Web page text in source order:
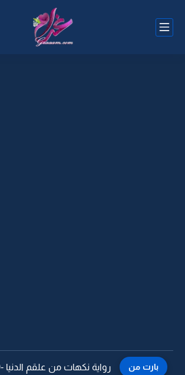
بارت من رواية نكهات من علقم الدنيا -79